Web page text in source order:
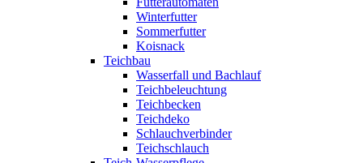
Winterfutter
Sommerfutter
Koisnack
Teichbau
Wasserfall und Bachlauf
Teichbeleuchtung
Teichbecken
Teichdeko
Schlauchverbinder
Teichschlauch